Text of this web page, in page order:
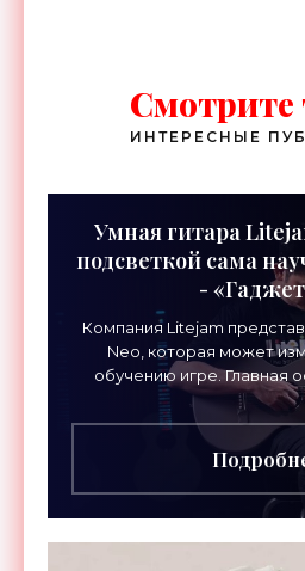
Смотрите
ИНТЕРЕСНЫЕ
Умная гитара
подсветкой сама
-
Компания Litejam
Neo, которая может
обучению игре. Главная
инструментов –
грифа.